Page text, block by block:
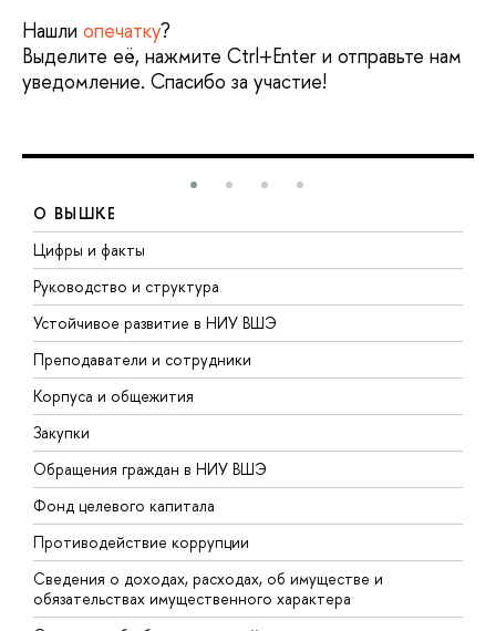
Нашли опечатку?
Выделите её, нажмите Ctrl+Enter и отправьте нам
уведомление. Спасибо за участие!
О ВЫШКЕ
Цифры и факты
Руководство и структура
Устойчивое развитие в НИУ ВШЭ
Преподаватели и сотрудники
Корпуса и общежития
Закупки
Обращения граждан в НИУ ВШЭ
Фонд целевого капитала
Противодействие коррупции
Сведения о доходах, расходах, об имуществе и
обязательствах имущественного характера